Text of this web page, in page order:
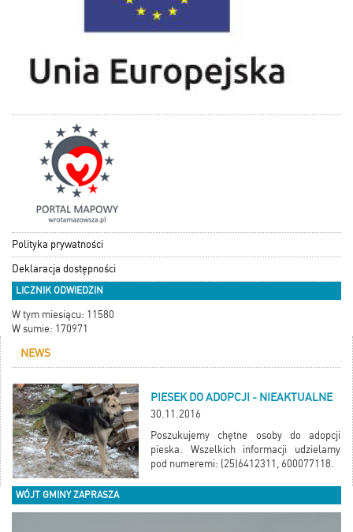
Polityka prywatności
Deklaracja dostępności
LICZNIK ODWIEDZIN
W tym miesiącu: 11580
W sumie: 170971
NEWS
PIESEK DO ADOPCJI - NIEAKTUALNE
30.11.2016
Poszukujemy chętne osoby do adopcji
pieska. Wszelkich informacji udzielamy
pod numeremi: (25)6412311, 600077118.
WÓJT GMINY ZAPRASZA